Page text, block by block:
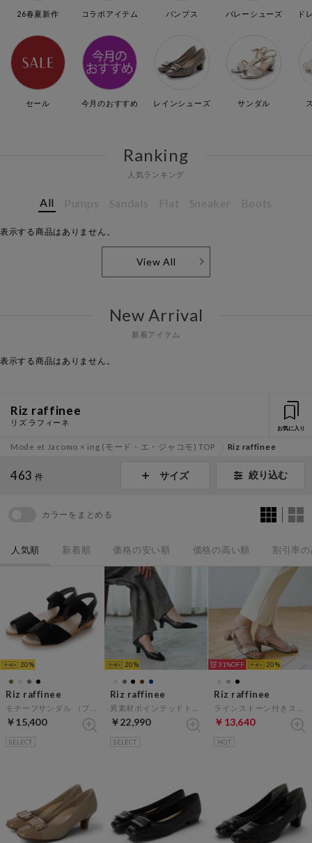
26春夏新作
セール
コラボアイテム
今月のおすすめ
パンプス
レインシューズ
バレーシューズ
サンダル
ド
Ranking
人気ランキング
All Pumps Sandals Flat Sneaker Boots
表示する商品はありません。
View All
New Arrival
新着アイテム
表示する商品はありません。
Riz raffinee
リズ ラフィーネ
お気に入り
Mode et Jacomo × ing (モード・エ・ジャコモ) TOP Riz raffinee
463 件 サイズ 絞り込む
カラーをまとめる
人気順 新着順 価格の安い順 価格の高い順 割引率
20
Riz raffinee
￥15,400
SELECT
20
Riz raffinee
￥22,990
SELECT
31% 20
Riz raffinee
￥13,640
HOT